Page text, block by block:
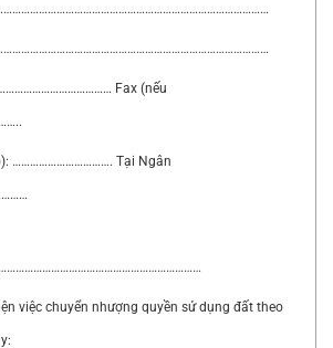
…………………………………………………………………………………
Fax (nếu
……………………………. Tại Ngân
việc chuyển nhượng quyền sử dụng đất theo